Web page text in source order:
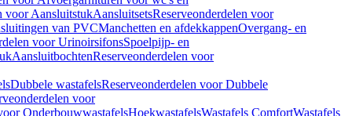
voor AansluitstukAansluitsetsReserveonderdelen voor
van PVCManchetten en afdekkappenOvergang- en
voor UrinoirsifonsSpoelpijp- en
AansluitbochtenReserveonderdelen voor
Dubbele wastafelsReserveonderdelen voor Dubbele
voor
OnderbouwwastafelsHoekwastafelsWastafels ComfortWastafels